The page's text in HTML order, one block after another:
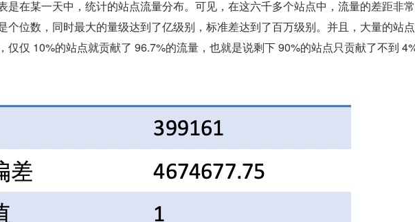
是在某一天中，统计的站点流量分布。可见，在这六千多个站点中，流量的差距非常
个位数，同时最大的量级达到了亿级别，标准差达到了百万级别。并且，大量的站点
仅仅 10%的站点就贡献了 96.7%的流量，也就是说剩下 90%的站点只贡献了不到